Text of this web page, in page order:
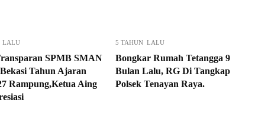
LALU
SPMB SMAN
Tahun Ajaran
Rampung,Ketua Aing
5 TAHUN LALU
Bongkar Rumah Tetangga 9
Bulan Lalu, RG Di Tangkap
Polsek Tenayan Raya.